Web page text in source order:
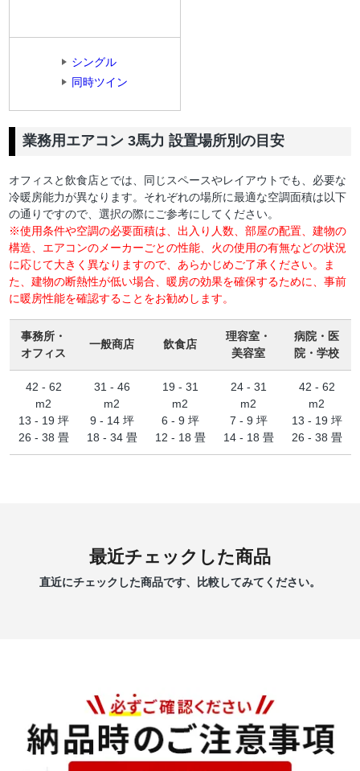
シングル
同時ツイン
業務用エアコン 3馬力 設置場所別の目安
オフィスと飲食店とでは、同じスペースやレイアウトでも、必要な
冷暖房能力が異なります。それぞれの場所に最適な空調面積は以下
の通りですので、選択の際にご参考にしてください。
※使用条件や空調の必要面積は、出入り人数、部屋の配置、建物の
構造、エアコンのメーカーごとの性能、火の使用の有無などの状況
に応じて大きく異なりますので、あらかじめご了承ください。ま
た、建物の断熱性が低い場合、暖房の効果を確保するために、事前
に暖房性能を確認することをお勧めします。
事務所・
オフィス
一般商店 飲食店
理容室・
美容室
病院・医
院・学校
42 - 62
m2
13 - 19 坪
26 - 38 畳
31 - 46
m2
9 - 14 坪
18 - 34 畳
19 - 31
m2
6 - 9 坪
12 - 18 畳
24 - 31
m2
7 - 9 坪
14 - 18 畳
42 - 62
m2
13 - 19 坪
26 - 38 畳
最近チェックした商品
直近にチェックした商品です、比較してみてください。